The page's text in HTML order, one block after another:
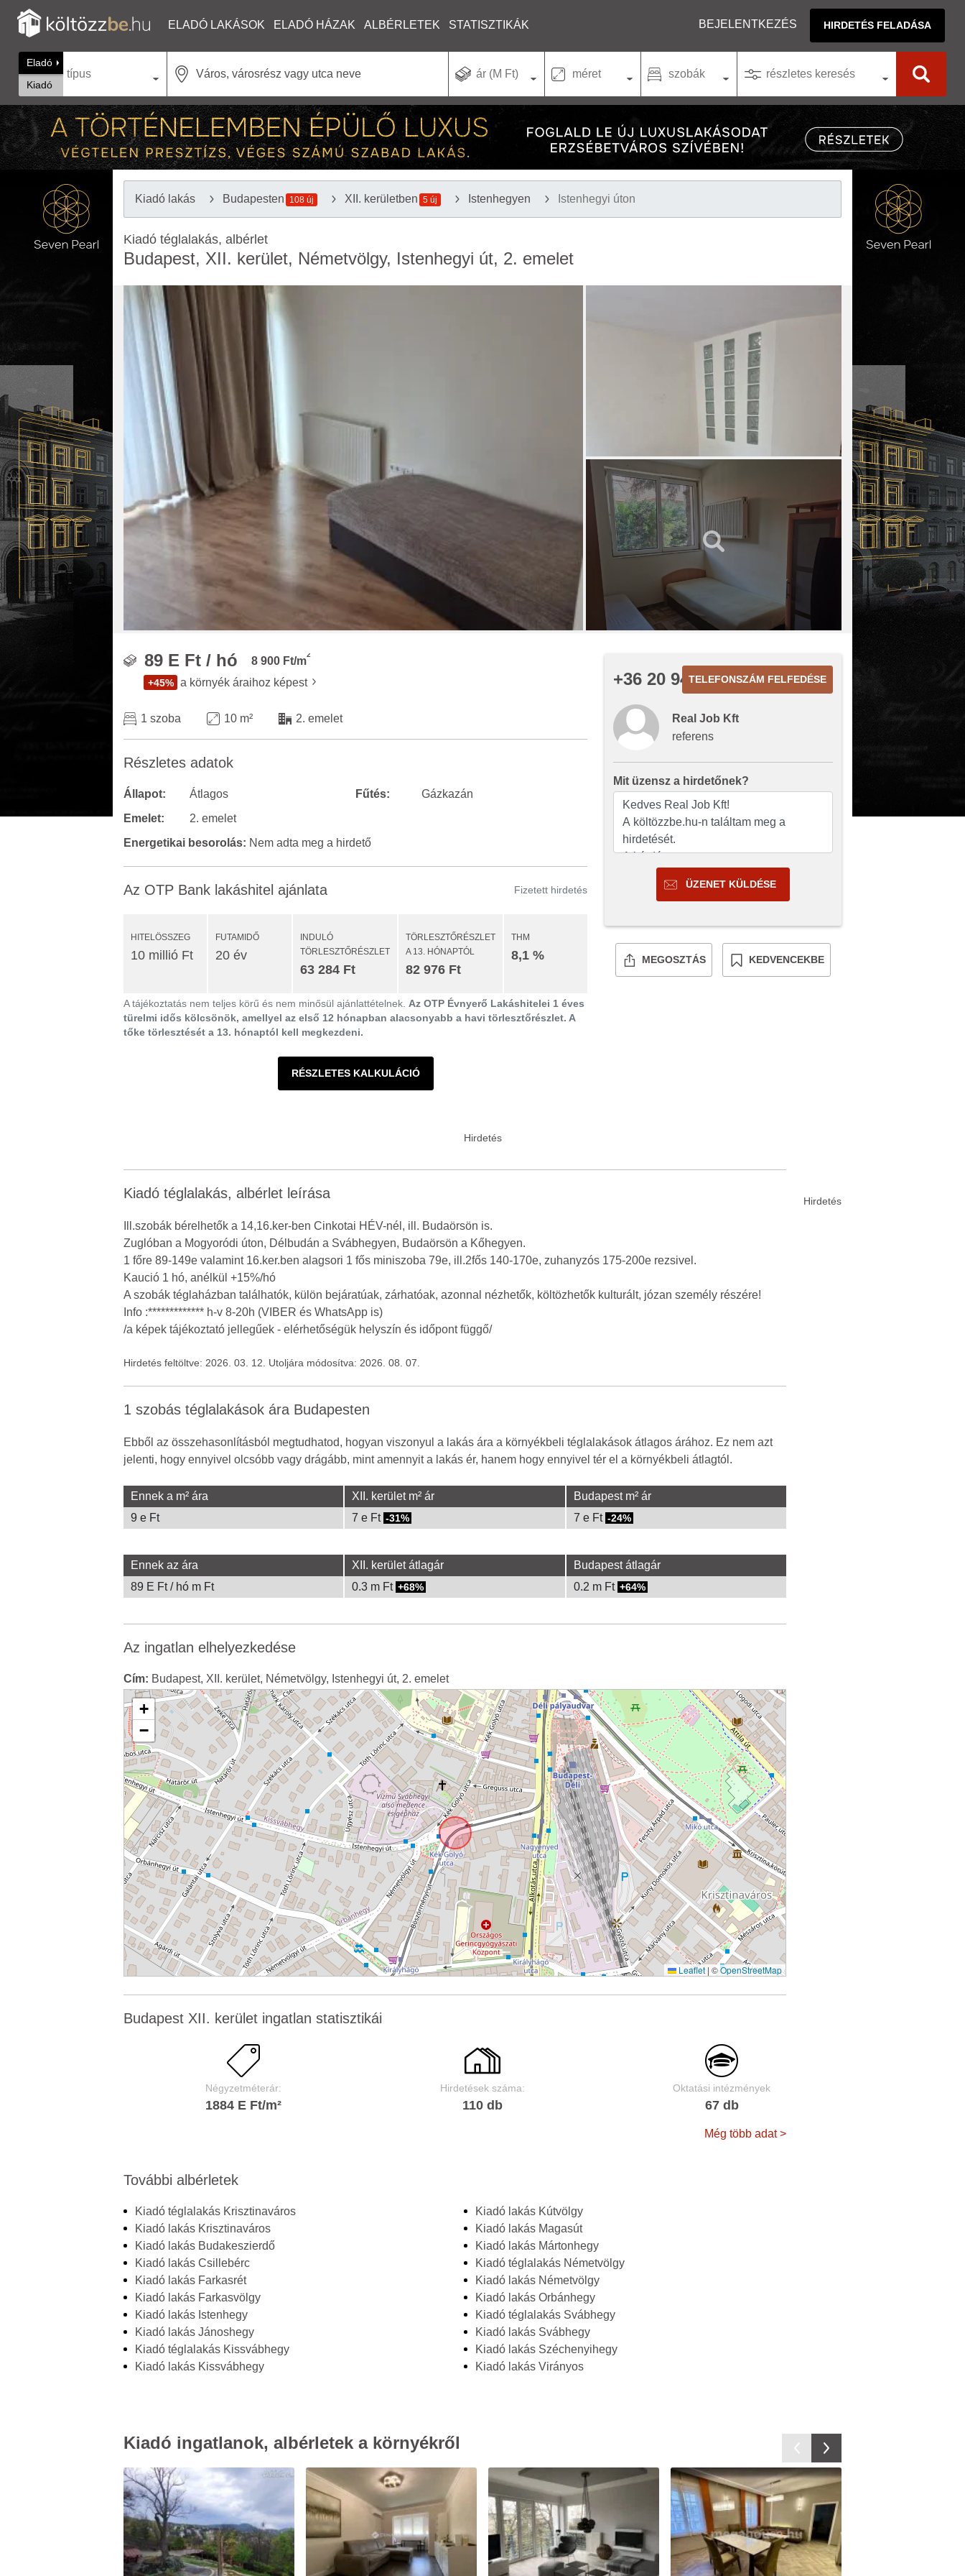
ELADÓ LAKÁSOK ELADÓ HÁZAK ALBÉRLETEK STATISZTIKÁK BEJELENTKEZÉS HIRDETÉS FELADÁSA
Eladó
Kiadó
típus ár (M Ft) méret szobák részletes keresés
Kiadó lakás Budapesten 108 új XII. kerületben 5 új Istenhegyen Istenhegyi úton
Kiadó téglalakás, albérlet
Budapest, XII. kerület, Németvölgy, Istenhegyi út, 2. emelet
89 E Ft / hó 8 900 Ft/m
2
+45% a környék áraihoz képest
1 szoba 10 m² 2. emelet
Részletes adatok
Állapot: Átlagos Fűtés:
Gázkazán
Emelet:
2. emelet
Energetikai besorolás: Nem adta meg a hirdető
Az OTP Bank lakáshitel ajánlata Fizetett hirdetés
HITELÖSSZEG
10 millió Ft
FUTAMIDŐ
20 év
INDULÓ
TÖRLESZTŐRÉSZLET
63 284 Ft
TÖRLESZTŐRÉSZLET
A 13. HÓNAPTÓL
82 976 Ft
THM
8,1 %
A tájékoztatás nem teljes körű és nem minősül ajánlattételnek. Az OTP Évnyerő Lakáshitelei 1 éves
türelmi idős kölcsönök, amellyel az első 12 hónapban alacsonyabb a havi törlesztőrészlet. A
tőke törlesztését a 13. hónaptól kell megkezdeni.
RÉSZLETES KALKULÁCIÓ
+36 20 944TELEFONSZÁM FELFEDÉSE
Real Job Kft
referens
Mit üzensz a hirdetőnek?
ÜZENET KÜLDÉSE
MEGOSZTÁS KEDVENCEKBE
Kiadó téglalakás, albérlet leírása
Ill.szobák bérelhetők a 14,16.ker-ben Cinkotai HÉV-nél, ill. Budaörsön is.
Zuglóban a Mogyoródi úton, Délbudán a Svábhegyen, Budaörsön a Kőhegyen.
1 főre 89-149e valamint 16.ker.ben alagsori 1 fős miniszoba 79e, ill.2fős 140-170e, zuhanyzós 175-200e rezsivel.
Kaució 1 hó, anélkül +15%/hó
A szobák téglaházban találhatók, külön bejáratúak, zárhatóak, azonnal nézhetők, költözhetők kulturált, józan személy részére!
Info :************* h-v 8-20h (VIBER és WhatsApp is)
/a képek tájékoztató jellegűek - elérhetőségük helyszín és időpont függő/
Hirdetés feltöltve: 2026. 03. 12. Utoljára módosítva: 2026. 08. 07.
1 szobás téglalakások ára Budapesten
Ebből az összehasonlításból megtudhatod, hogyan viszonyul a lakás ára a környékbeli téglalakások átlagos árához. Ez nem azt
jelenti, hogy ennyivel olcsóbb vagy drágább, mint amennyit a lakás ér, hanem hogy ennyivel tér el a környékbeli átlagtól.
Ennek a m² ára XII. kerület m² ár
Budapest m² ár
9 e Ft
7 e Ft -31% 7 e Ft -24%
Ennek az ára XII. kerület átlagár
Budapest átlagár
89 E Ft / hó m Ft
0.3 m Ft 68% 0.2 m Ft 64%
Az ingatlan elhelyezkedése
Cím: Budapest, XII. kerület, Németvölgy, Istenhegyi út, 2. emelet
+
−
Leaflet | ©OpenStreetMap
Budapest XII. kerület ingatlan statisztikái
Négyzetméterár:
1884 E Ft/m²
Hirdetések száma:
110 db
Oktatási intézmények
67 db
Még több adat >
További albérletek
Kiadó téglalakás Krisztinaváros
Kiadó lakás Krisztinaváros
Kiadó lakás Budakeszierdő
Kiadó lakás Csillebérc
Kiadó lakás Farkasrét
Kiadó lakás Farkasvölgy
Kiadó lakás Istenhegy
Kiadó lakás Jánoshegy
Kiadó téglalakás Kissvábhegy
Kiadó lakás Kissvábhegy
Kiadó lakás Kútvölgy
Kiadó lakás Magasút
Kiadó lakás Mártonhegy
Kiadó téglalakás Németvölgy
Kiadó lakás Németvölgy
Kiadó lakás Orbánhegy
Kiadó téglalakás Svábhegy
Kiadó lakás Svábhegy
Kiadó lakás Széchenyihegy
Kiadó lakás Virányos
Kiadó ingatlanok, albérletek a környékről